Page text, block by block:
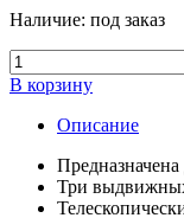
Наличие: под заказ
В корзину
Описание
Три